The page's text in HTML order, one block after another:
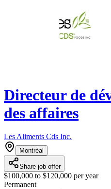
Directeur de
des affaires
Les Aliments Cds Inc.
Montréal
Share job offer
$100,000 to $120,000 per year
Permanent